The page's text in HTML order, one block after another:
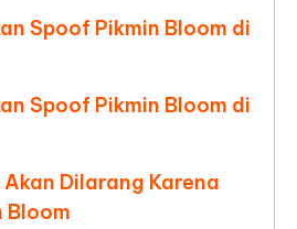
Spoof Pikmin Bloom di
Spoof Pikmin Bloom di
Dilarang Karena
Bloom